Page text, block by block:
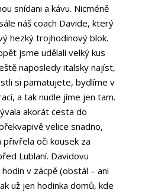
snídani a kávu. Nicméně
náš coach Davide, který
hezký trojhodinový blok.
jsme udělali velký kus
naposledy italsky najíst,
si pamatujete, bydlíme v
a tak nudle jíme jen tam.
akorát cesta do
velice snadno,
oči kousek za
Lublaní. Davidovu
v zácpě (obstál – ani
už jen hodinka domů, kde